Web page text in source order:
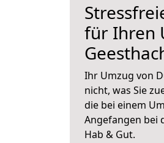
für Ihren
Ihr Umzug von
nicht, was Sie
die bei einem
Angefangen bei
Hab & Gut.